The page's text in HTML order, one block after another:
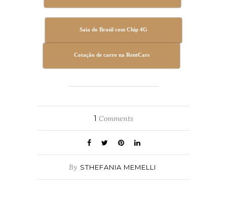
Saia do Brasil com Chip 4G
Cotação de carro na RentCars
1 Comments
By STHEFANIA MEMELLI